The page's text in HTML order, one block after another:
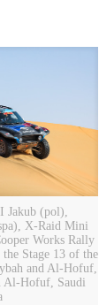
Jakub (pol),
X-Raid Mini
Works Rally
Stage 13 of the
and Al-Hofuf,
Al-Hofuf, Saudi